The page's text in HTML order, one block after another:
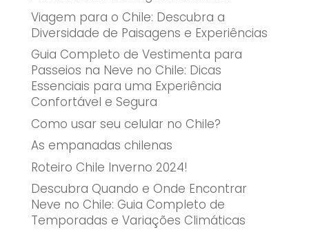
Viagem para o Chile: Descubra a
Diversidade de Paisagens e Experiências
Guia Completo de Vestimenta para
Passeios na Neve no Chile: Dicas
Essenciais para uma Experiência
Confortável e Segura
Como usar seu celular no Chile?
As empanadas chilenas
Roteiro Chile Inverno 2024!
Descubra Quando e Onde Encontrar
Neve no Chile: Guia Completo de
Temporadas e Variações Climáticas